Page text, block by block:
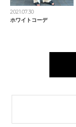
2021.07.30
ホワイトコーデ